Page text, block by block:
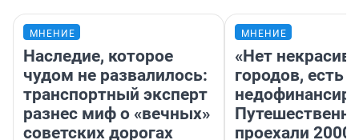
МНЕНИЕ
Наследие, которое
чудом не развалилось:
транспортный эксперт
разнес миф о «вечных»
советских дорогах
МНЕНИЕ
«Нет
городов, есть
проехали 2000